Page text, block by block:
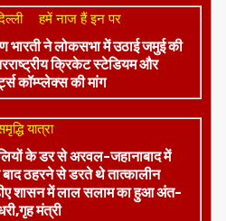
हमें नाज हैं इन पर
ने लोकसभा में उठाई जमुई की
क्रिकेट स्टेडियम और
कॉम्प्लेक्स की मांग
यात्रा
के डर से अरवल-जहानाबाद में
ठहरने से डरते थे तात्कालीन
शासन में लाल सलाम का हुआ अंत-
मंत्री